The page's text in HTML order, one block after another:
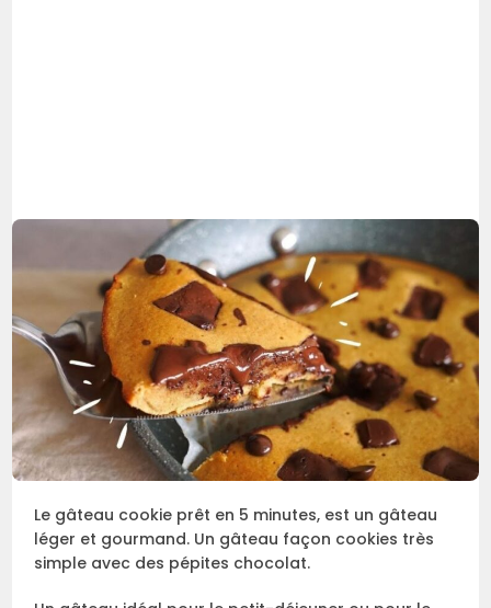
Le gâteau cookie prêt en 5 minutes, est un gâteau
léger et gourmand. Un gâteau façon cookies très
simple avec des pépites chocolat.